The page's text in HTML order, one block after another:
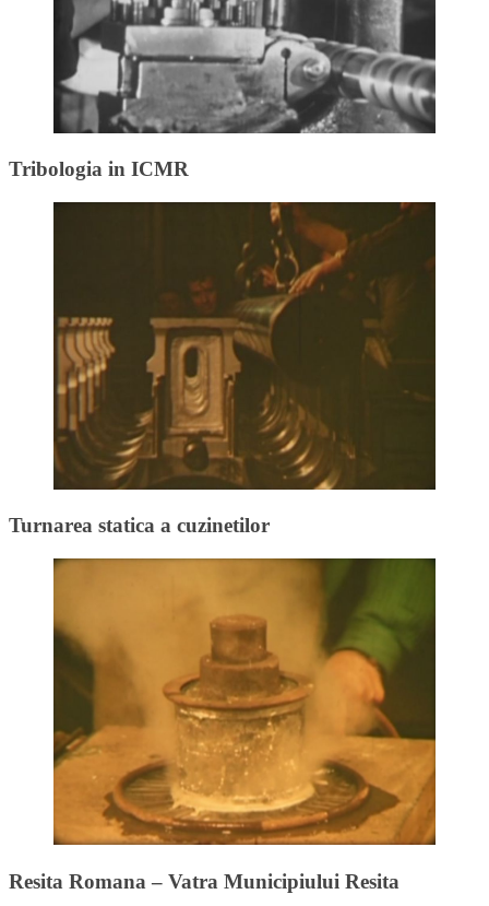
Tribologia in ICMR
Turnarea statica a cuzinetilor
Resita Romana – Vatra Municipiului Resita